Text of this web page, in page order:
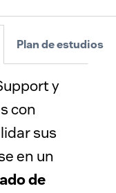
y
con
sus
de
Plan de estudios